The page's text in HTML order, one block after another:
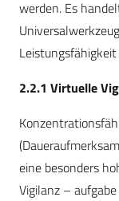
werden. Es
2.2.1 Virtuelle
eine besonders
Vigilanz –